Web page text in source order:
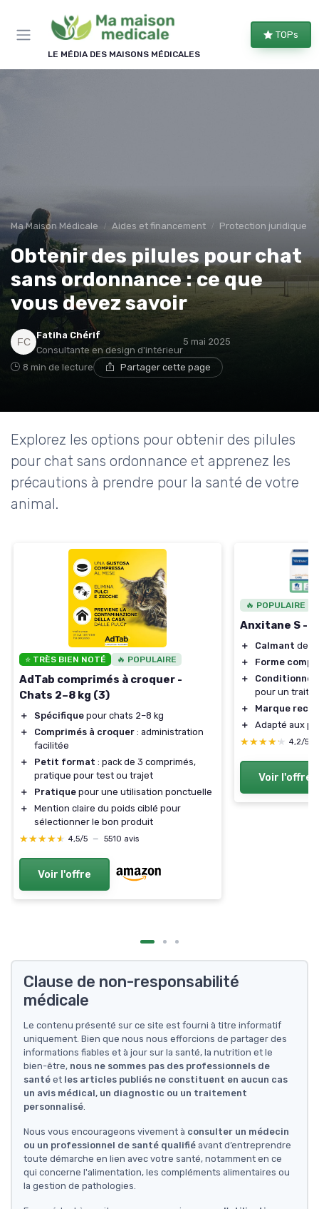
LE MÉDIA DES MAISONS MÉDICALES
TOPs
Ma Maison Médicale Aides et financement Protection juridique
Obtenir des pilules pour chat
sans ordonnance : ce que
vous devez savoir
Fatiha Chérif
Consultante en design d'intérieur
5 mai 2025
8 min de lecture Partager cette page
Explorez les options pour obtenir des pilules
pour chat sans ordonnance et apprenez les
précautions à prendre pour la santé de votre
animal.
⭐ TRÈS BIEN NOTÉ 🔥 POPULAIRE
AdTab comprimés à croquer -
Chats 2–8 kg (3)
＋ Spécifique pour chats 2–8 kg
＋
Comprimés à croquer : administration
facilitée
＋
Petit format : pack de 3 comprimés,
pratique pour test ou trajet
＋
Pratique pour une utilisation ponctuelle
＋
Mention claire du poids ciblé pour
sélectionner le bon produit
★★★★★
★★★★★ 4,5/5 — 5510 avis
Voir l'offre
🔥 POPULAIRE
Anxitane S -
＋ Calmant
＋
Forme
＋
pour un
＋
Marque
＋
Adapté aux
★★★★★
★★★★★ 4,2/5
Voir l'offre
Clause de non-responsabilité
médicale
Le contenu présenté sur ce site est fourni à titre informatif
uniquement. Bien que nous nous efforcions de partager des
informations fiables et à jour sur la santé, la nutrition et le
bien-être, nous ne sommes pas des professionnels de
santé et les articles publiés ne constituent en aucun cas
un avis médical, un diagnostic ou un traitement
personnalisé.
Nous vous encourageons vivement à consulter un médecin
ou un professionnel de santé qualifié avant d’entreprendre
toute démarche en lien avec votre santé, notamment en ce
qui concerne l'alimentation, les compléments alimentaires ou
la gestion de pathologies.
→ Je rejoins le club
* En rejoignant le club, j'accepte de recevoir les emails